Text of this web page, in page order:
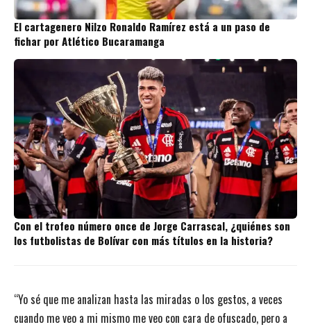
El cartagenero Nilzo Ronaldo Ramírez está a un paso de
fichar por Atlético Bucaramanga
Con el trofeo número once de Jorge Carrascal, ¿quiénes son
los futbolistas de Bolívar con más títulos en la historia?
“Yo sé que me analizan hasta las miradas o los gestos, a veces
cuando me veo a mi mismo me veo con cara de ofuscado, pero a